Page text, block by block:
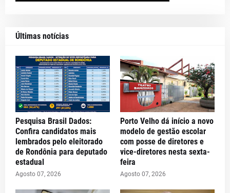
Últimas notícias
Pesquisa Brasil Dados:
Confira candidatos mais
lembrados pelo eleitorado
de Rondônia para deputado
estadual
Agosto 07, 2026
Porto Velho dá início a novo
modelo de gestão escolar
com posse de diretores e
vice-diretores nesta sexta-
feira
Agosto 07, 2026